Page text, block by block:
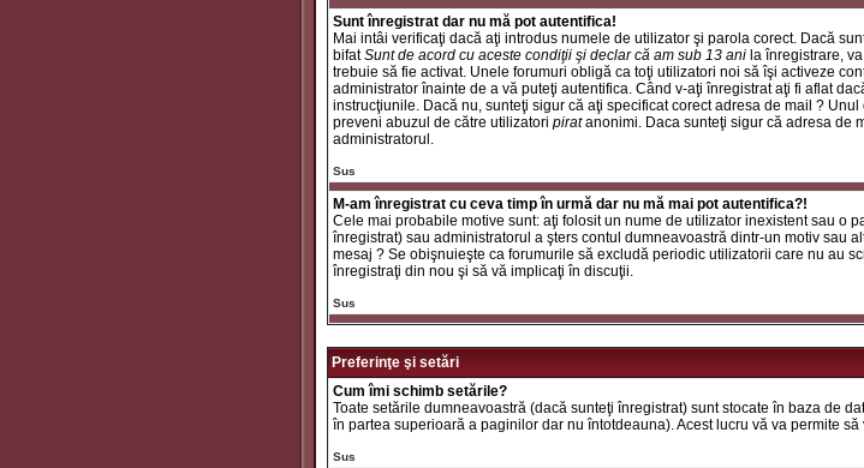
Sunt înregistrat dar nu mă pot autentifica!
Mai intâi verificaţi dacă aţi introdus numele de utilizator şi parola corect. Dacă
bifatSunt de acord cu aceste condiţii şi declar că am sub 13 ani la înregistrare,
trebuie să fie activat. Unele forumuri obligă ca toţi utilizatori noi să îşi activeze
administrator înainte de a vă puteţi autentifica. Când v-aţi înregistrat aţi fi aflat
instrucţiunile. Dacă nu, sunteţi sigur că aţi specificat corect adresa de mail ?
preveni abuzul de către utilizatori piratanonimi. Daca sunteţi sigur că adresa de
administratorul.
Sus
M-am înregistrat cu ceva timp în urmă dar nu mă mai pot autentifica?!
Cele mai probabile motive sunt: aţi folosit un nume de utilizator inexistent sau o
înregistrat) sau administratorul a şters contul dumneavoastră dintr-un motiv sau
mesaj ? Se obişnuieşte ca forumurile să excludă periodic utilizatorii care nu au
înregistraţi din nou şi să vă implicaţi în discuţii.
Sus
Preferinţe şi setări
Cum îmi schimb setările?
Toate setările dumneavoastră (dacă sunteţi înregistrat) sunt stocate în baza de
în partea superioară a paginilor dar nu întotdeauna). Acest lucru vă va permite
Sus